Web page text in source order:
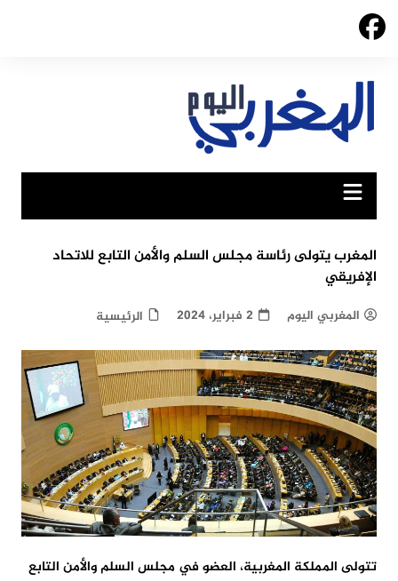
Skip
المغرب يتولى رئاسة مجلس السلم والأمن التابع للاتحاد
الإفريقي
المغربي اليوم 2 فبراير، 2024 الرئيسية
تتولى المملكة المغربية، العضو في مجلس السلم والأمن التابع